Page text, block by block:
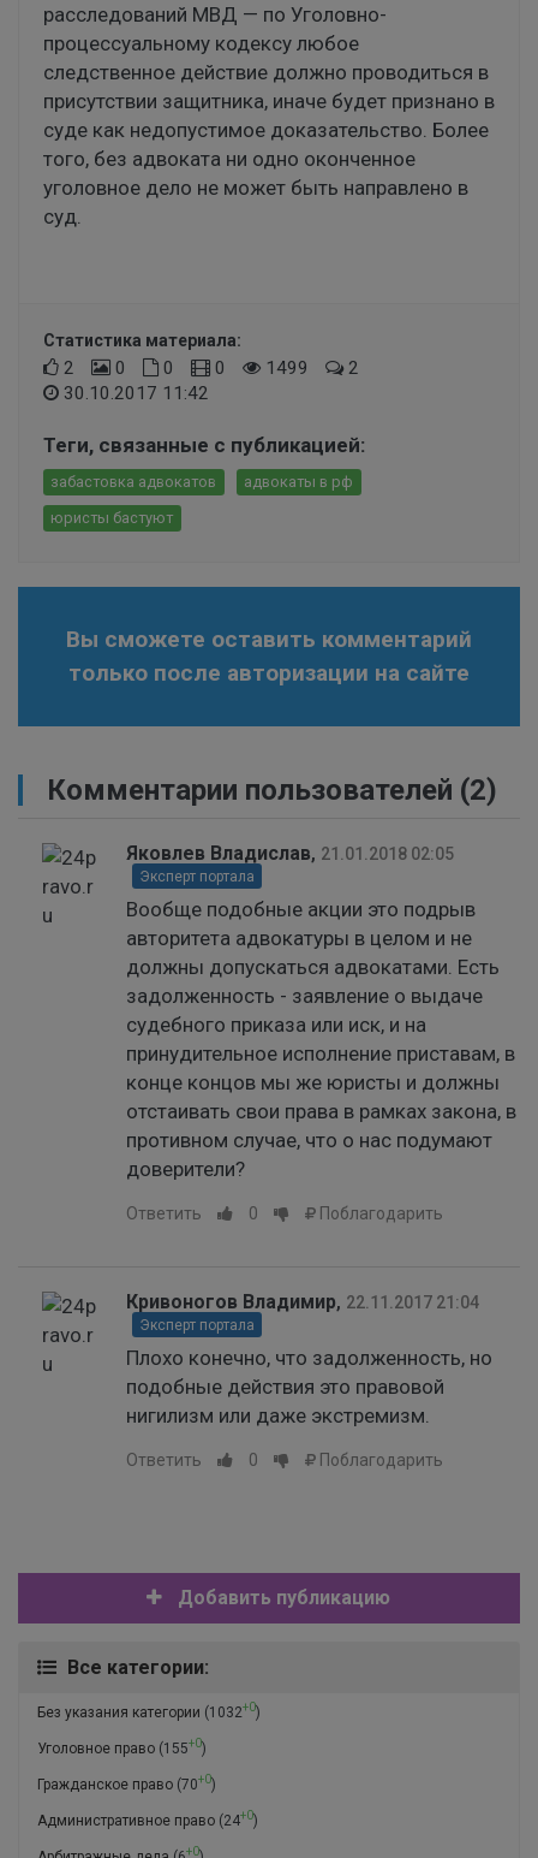
расследований МВД — по Уголовно-
процессуальному кодексу любое
следственное действие должно проводиться в
присутствии защитника, иначе будет признано в
суде как недопустимое доказательство. Более
того, без адвоката ни одно оконченное
уголовное дело не может быть направлено в
суд.
Статистика материала:
2 0 0 0 1499
2
30.10.2017 11:42
Теги, связанные с публикацией:
забастовка адвокатов адвокаты в рф
юристы бастуют
Вы сможете оставить комментарий
только после авторизации на сайте
Комментарии пользователей (2)
Яковлев Владислав, 21.01.2018 02:05
Эксперт портала
Вообще подобные акции это подрыв
авторитета адвокатуры в целом и не
должны допускаться адвокатами. Есть
задолженность - заявление о выдаче
судебного приказа или иск, и на
принудительное исполнение приставам, в
конце концов мы же юристы и должны
отстаивать свои права в рамках закона, в
противном случае, что о нас подумают
доверители?
Ответить 0 Поблагодарить
Кривоногов Владимир, 22.11.2017 21:04
Эксперт портала
Плохо конечно, что задолженность, но
подобные действия это правовой
нигилизм или даже экстремизм.
Ответить 0 Поблагодарить
Добавить публикацию
Все категории:
Без указания категории (1032+0)
Уголовное право (155+0)
Гражданское право (70+0)
Административное право (24+0)
+0